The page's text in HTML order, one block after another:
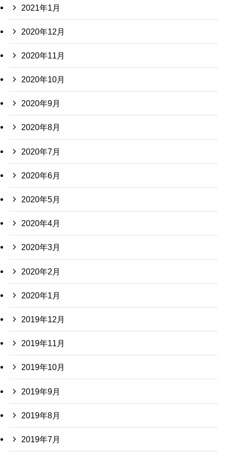
2021年1月
2020年12月
2020年11月
2020年10月
2020年9月
2020年8月
2020年7月
2020年6月
2020年5月
2020年4月
2020年3月
2020年2月
2020年1月
2019年12月
2019年11月
2019年10月
2019年9月
2019年8月
2019年7月